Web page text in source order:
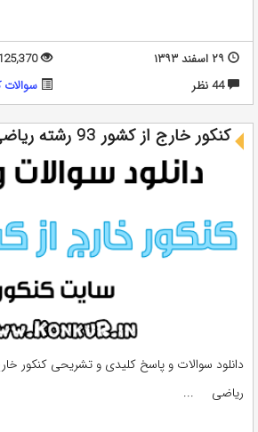
۲۹ اسفند ۱۳۹۳
125,370
44 نظر
سوالات
کنکور خارج از کشور 93 رشته ریاضی
ریاضی ...